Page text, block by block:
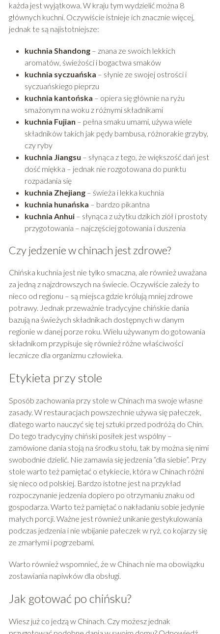
każda jest wyjątkowa. W kraju tym wydzielić można 8
głównych kuchni. Oczywiście istnieje ich znacznie więcej,
jednak te są najistotniejsze:
kuchnia Shandong– znana ze swoich lekkich
aromatów, świeżości i bogactwa smaków
kuchnia syczuańska – słynie ze swojej ostrości i
syczuańskiego pieprzu
kuchnia kantońska – opiera się głównie na ryżu
smażonym na woku z różnymi składnikami
kuchnia Fujian – pełna smaku umami, używa wiele
składników takich jak pędy bambusa, różnorakie grzyby,
czy ryby
kuchnia Jiangsu – słynąca z tego, że większość dań jest
dość miękka – jednak nie rozgotowana do punktu
rozpadania się
kuchnia Zhejiang– świeża i lekka kuchnia
kuchnia hunańska – bardzo pikantna
kuchnia Anhui– słynąca z użytku dzikich ziół i prostoty
przygotowania – najczęściej gotowania i duszenia
Czy jedzenie w chinach jest zdrowe?
Chińska kuchnia jest nie tylko smaczna, ale również uważana
za jedną z najzdrowszych na świecie. Oczywiście zależy to
nieco od regionu – są miejsca gdzie królują mniej zdrowe
potrawy. Jednak przeważnie tradycyjne chińskie dania
bazują na świeżych składnikach dostępnych w danym
regionie w danej porze roku. Wielu używanym do gotowania
składnikom przypisuje się również różne właściwości
lecznicze dla organizmu człowieka.
Etykieta przy stole
Sposób zachowania przy stole w Chinach ma swoje własne
zasady. W restauracjach powszechnie używa się pałeczek,
dlatego warto nauczyć się tej sztuki przed podróżą do Chin.
Do tego tradycyjny chiński posiłek jest wspólny –
zamówione dania stoją na środku stołu, tak by można się nimi
swobodnie dzielić. Nie zamawia się jedzenia “dla siebie”. Przy
stole warto też pamiętać o etykiecie, która w Chinach różni
się nieco od polskiej. Bardzo istotne jest na przykład
rozpoczynanie jedzenia dopiero po otrzymaniu znaku od
gospodarza. Warto też pamiętać o nakładaniu sobie jedynie
małych porcji. Ważne jest również unikanie gestykulowania
podczas jedzenia i nie wbijanie pałeczek w ryż, co kojarzy się
ze zmarłymi i pogrzebami.
Warto również wspomnieć, że w Chinach nie ma obowiązku
zostawiania napiwków dla obsługi.
Jak gotować po chińsku?
Wiesz już co jedzą w Chinach. Czy możesz jednak